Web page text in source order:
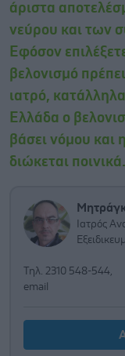
άριστα
νεύρου και των
Εφόσον
βελονισμό
ιατρό,
Ελλάδα ο
βάσει νόμου και
διώκεται ποινικά.
Ιατρός
Τηλ. 2310 548-544,
email